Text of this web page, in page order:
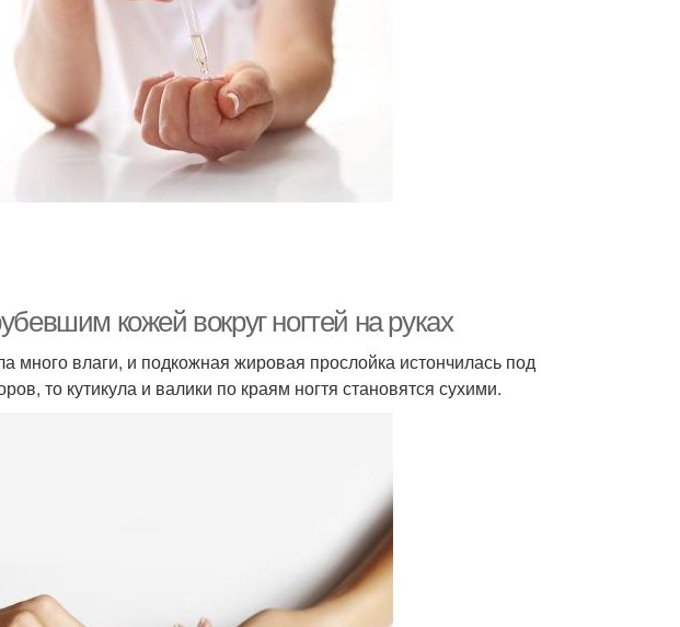
кожей вокруг ногтей на руках
много влаги, и подкожная жировая прослойка истончилась под
то кутикула и валики по краям ногтя становятся сухими.